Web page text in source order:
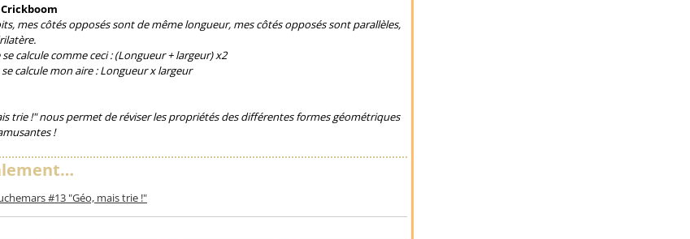
mes côtés opposés sont de même longueur, mes côtés opposés sont parallèles,
calcule comme ceci : (Longueur + largeur) x2
calcule mon aire : Longueur x largeur
trie !" nous permet de réviser les propriétés des différentes formes géométriques
!
#13 "Géo, mais trie !"